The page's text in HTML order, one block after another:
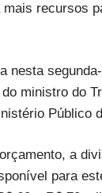
recursos
nesta
ministro do
Público
a
para